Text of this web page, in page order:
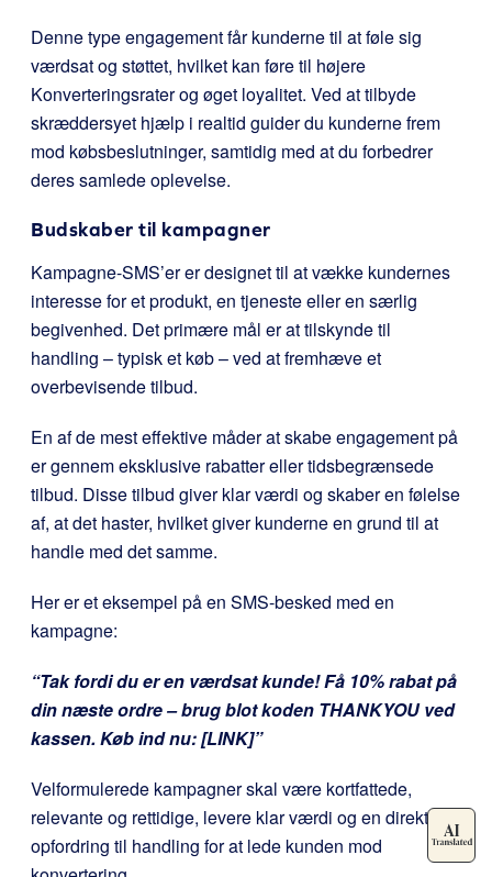
Denne type engagement får kunderne til at føle sig
værdsat og støttet, hvilket kan føre til højere
Konverteringsrater og øget loyalitet. Ved at tilbyde
skræddersyet hjælp i realtid guider du kunderne frem
mod købsbeslutninger, samtidig med at du forbedrer
deres samlede oplevelse.
Budskaber til kampagner
Kampagne-SMS’er er designet til at vække kundernes
interesse for et produkt, en tjeneste eller en særlig
begivenhed. Det primære mål er at tilskynde til
handling – typisk et køb – ved at fremhæve et
overbevisende tilbud.
En af de mest effektive måder at skabe engagement på
er gennem eksklusive rabatter eller tidsbegrænsede
tilbud. Disse tilbud giver klar værdi og skaber en følelse
af, at det haster, hvilket giver kunderne en grund til at
handle med det samme.
Her er et eksempel på en SMS-besked med en
kampagne:
“Tak fordi du er en værdsat kunde! Få 10% rabat på
din næste ordre – brug blot koden THANKYOU ved
kassen. Køb ind nu: [LINK]”
Velformulerede kampagner skal være kortfattede,
relevante og rettidige, levere klar værdi og en direkte
opfordring til handling for at lede kunden mod